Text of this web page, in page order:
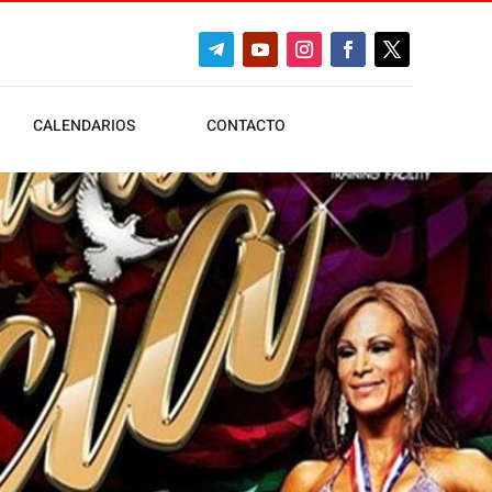
CALENDARIOS CONTACTO